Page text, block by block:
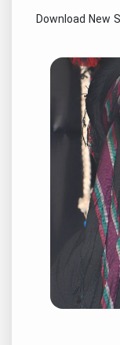
Download New